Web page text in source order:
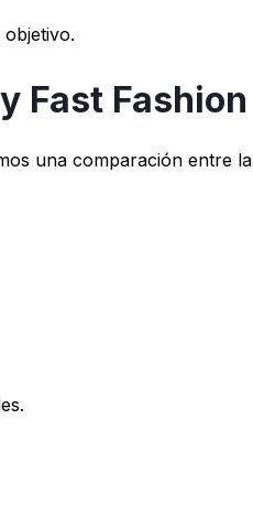
Fast Fashion
una comparación entre la